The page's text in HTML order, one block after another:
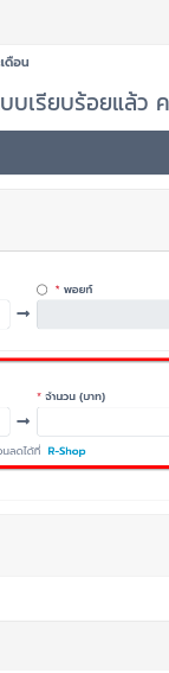
บเรียบร้อยแล้